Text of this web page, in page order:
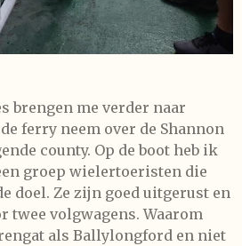
brengen me verder naar
ferry neem over de Shannon
county. Op de boot heb ik
groep wielertoeristen die
doel. Ze zijn goed uitgerust en
twee volgwagens. Waarom
als Ballylongford en niet